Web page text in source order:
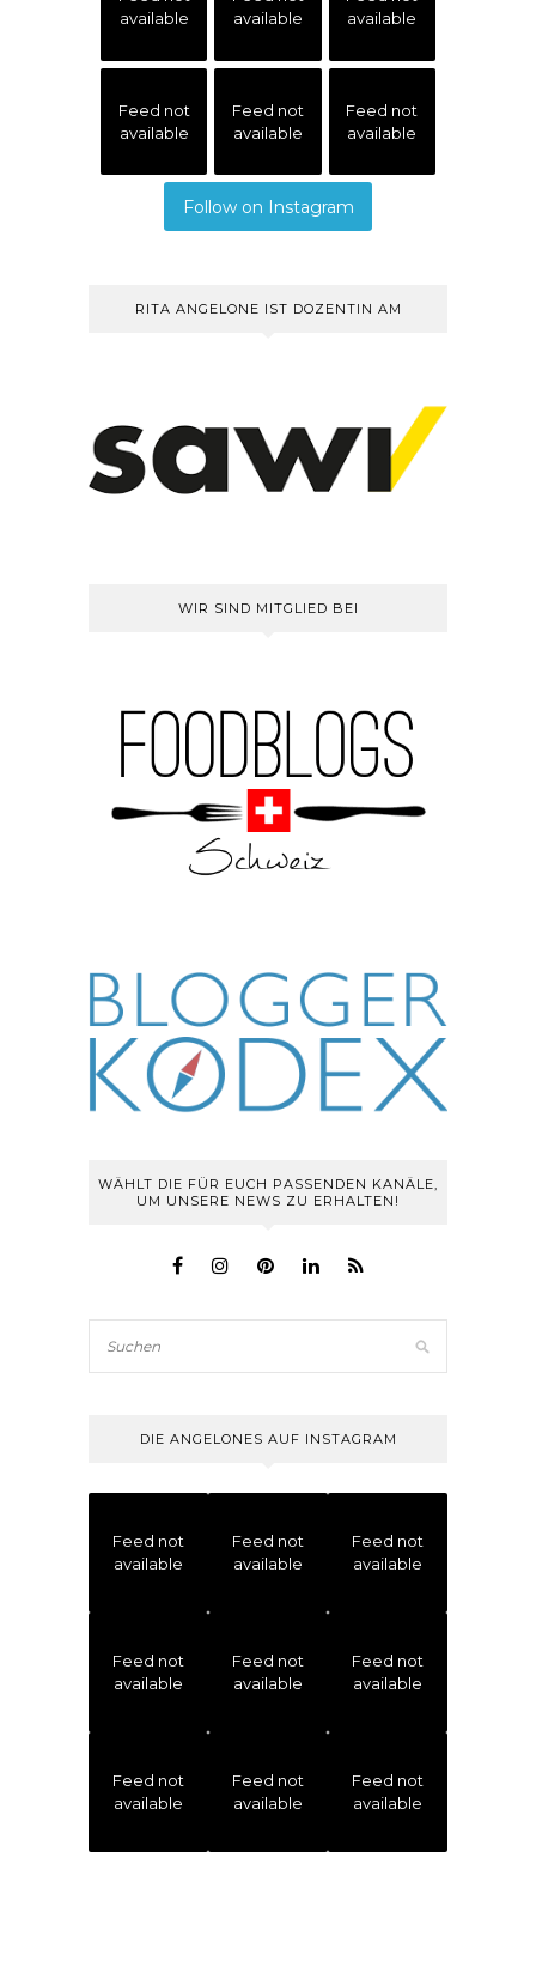
available
available
available
Feed not
available
Feed not
available
Feed not
available
Follow on Instagram
RITA ANGELONE IST DOZENTIN AM
WIR SIND MITGLIED BEI
WÄHLT DIE FÜR EUCH PASSENDEN KANÄLE,
UM UNSERE NEWS ZU ERHALTEN!
DIE ANGELONES AUF INSTAGRAM
Feed not
available
Feed not
available
Feed not
available
Feed not
available
Feed not
available
Feed not
available
Feed not
available
Feed not
available
Feed not
available